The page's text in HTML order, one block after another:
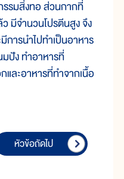
รรมสิ่งทอ ส่วนกากที่
มีจำนวนโปรตีนสูง จึง
การนำไปทำเป็นอาหาร
ปัง ทำอาหารที่
และอาหารที่ทำจากเนื้อ
หัวข้อถัดไป